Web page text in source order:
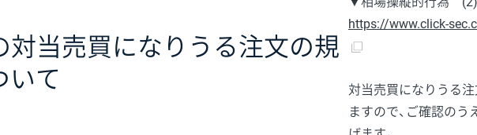
対当売買になりうる注文の規
いて
https://www.click-
対当売買になりうる
ますので、ご確認の